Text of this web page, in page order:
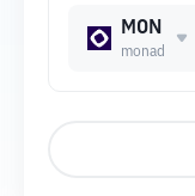
MON
monad